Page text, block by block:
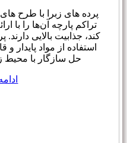
پرده های زبرا با طرح
تراکم پارچه آن‌ها را با
کند، جذابیت بالایی دارند.
استفاده از مواد پایدار و
حل سازگار با